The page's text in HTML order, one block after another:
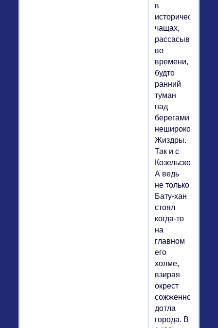
в
исторических
чащах,
рассасываются
во
времени,
будто
ранний
туман
над
берегами
неширокой
Жиздры.
Так и с
Козельском.
А ведь
не только
Бату-хан
стоял
когда-то
на
главном
его
холме,
взирая
окрест
сожженного
дотла
города. В